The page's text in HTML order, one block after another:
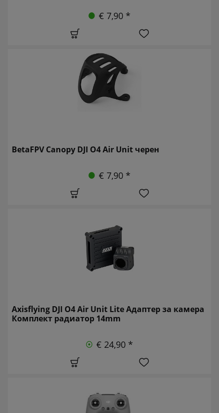
€ 7,90 *
BetaFPV Canopy DJI O4 Air Unit черен
€ 7,90 *
Axisflying DJI O4 Air Unit Lite Адаптер за камера
Комплект радиатор 14mm
€ 24,90 *